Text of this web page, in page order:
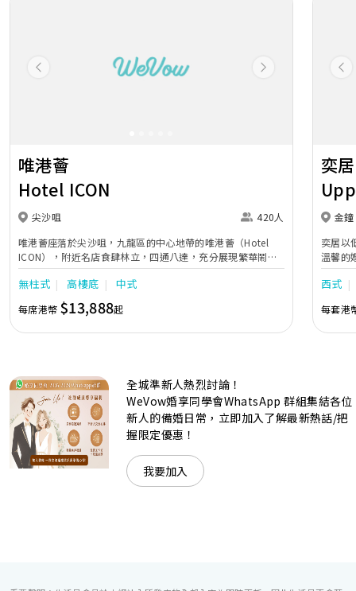
Previous Next
唯港薈
Hotel ICON
尖沙咀
420人
唯港薈座落於尖沙咀，九龍區的中心地帶的唯港薈（Hotel
ICON），附近名店食肆林立，四通八達，充分展現繁華鬧巿
中的活力個性，成為一眾準新人舉辦婚宴的熱門之選。專業團
隊由策劃統籌至所有婚宴每個細節，唯港薈都力臻完美，保證
讓您留下獨特的醉人回憶。 擁有時尚高樓頂的Silverbox宴會
廳，配置了全套先進的視聽影音及燈光設備配套，並採用極富
現代時尚感的水晶玻璃燈，演繹出與別不同的經典神韻。不論
準新人的個性及預算﹔保證為您打造夢寐以求的特別日子，令
賓客永誌難忘！
無柱式 高樓底 中式
每席港幣 $13,888起
奕居
金鐘
奕居以
溫馨的
團隊會
西式
每套港
全城準新人熱烈討論！
WeVow婚享同學會WhatsApp 群組集結各位
新人的備婚日常，立即加入了解最新熱話/把
握限定優惠！
我要加入